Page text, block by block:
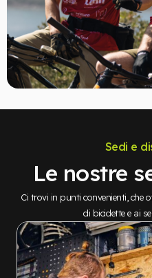
Sedi e
Le nostre
Ci trovi in punti convenienti, che
di biciclette e ai